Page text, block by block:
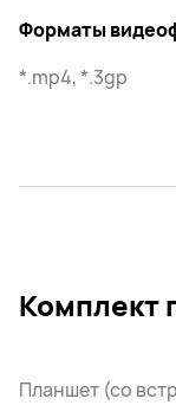
Форматы
*.mp4, *.3gp
Комплект
Планшет (со